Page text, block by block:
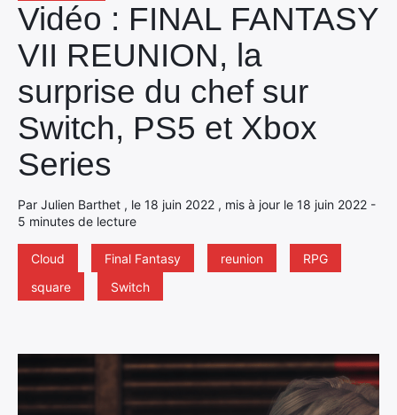
Vidéo : FINAL FANTASY
VII REUNION, la
surprise du chef sur
Switch, PS5 et Xbox
Series
Par Julien Barthet , le 18 juin 2022 , mis à jour le 18 juin 2022 -
5 minutes de lecture
Cloud Final Fantasy reunion
RPG
square
Switch